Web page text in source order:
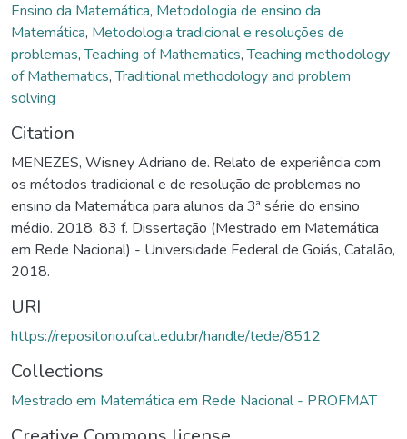
Ensino da Matemática, Metodologia de ensino da
Matemática, Metodologia tradicional e resoluções de
problemas,Teaching of Mathematics,Teaching methodology
of Mathematics,Traditional methodology and problem
solving
Citation
MENEZES, Wisney Adriano de. Relato de experiência com
os métodos tradicional e de resolução de problemas no
ensino da Matemática para alunos da 3ª série do ensino
médio. 2018. 83 f. Dissertação (Mestrado em Matemática
em Rede Nacional) - Universidade Federal de Goiás, Catalão,
2018.
URI
https://repositorio.ufcat.edu.br/handle/tede/8512
Collections
Mestrado em Matemática em Rede Nacional - PROFMAT